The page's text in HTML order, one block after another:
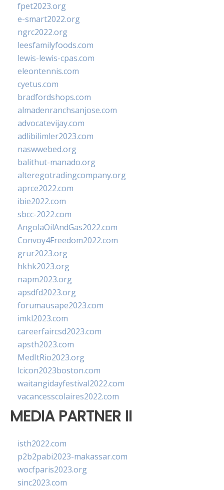
fpet2023.org
e-smart2022.org
ngrc2022.org
leesfamilyfoods.com
lewis-lewis-cpas.com
eleontennis.com
cyetus.com
bradfordshops.com
almadenranchsanjose.com
advocatevijay.com
adlibilimler2023.com
naswwebed.org
balithut-manado.org
alteregotradingcompany.org
aprce2022.com
ibie2022.com
sbcc-2022.com
AngolaOilAndGas2022.com
Convoy4Freedom2022.com
grur2023.org
hkhk2023.org
napm2023.org
apsdfd2023.org
forumausape2023.com
imkl2023.com
careerfaircsd2023.com
apsth2023.com
MedItRio2023.org
lcicon2023boston.com
waitangidayfestival2022.com
vacancesscolaires2022.com
MEDIA PARTNER II
isth2022.com
p2b2pabi2023-makassar.com
wocfparis2023.org
sinc2023.com